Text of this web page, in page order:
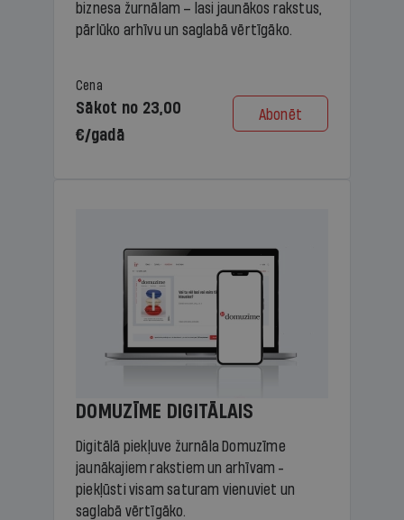
biznesa žurnālam – lasi jaunākos rakstus,
pārlūko arhīvu un saglabā vērtīgāko.
Cena
Sākot no 23,00
€/gadā
Abonēt
DOMUZĪME DIGITĀLAIS
Digitālā piekļuve žurnāla Domuzīme
jaunākajiem rakstiem un arhīvam -
piekļūsti visam saturam vienuviet un
saglabā vērtīgāko.